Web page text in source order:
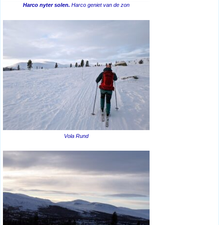
Harco nyter solen. Harco geniet van de zon
Vola Rund